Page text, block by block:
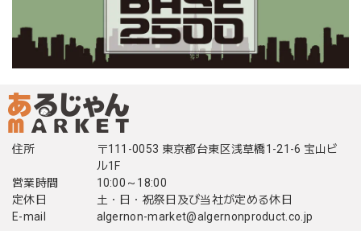
住所
〒111-0053 東京都台東区浅草橋1-21-6 宝山ビ
ル1F
営業時間
10:00～18:00
定休日
土・日・祝祭日及び当社が定める休日
E-mail
algernon-market@algernonproduct.co.jp